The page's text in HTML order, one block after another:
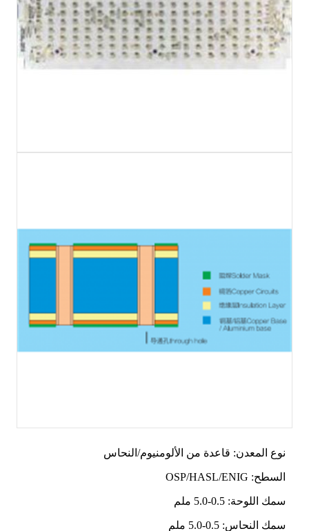
نوع المعدن: قاعدة من الألومنيوم/النحاس
السطح: OSP/HASL/ENIG
سمك اللوحة: 0.5-5.0 ملم
سمك النحاس: 0.5-5.0 ملم